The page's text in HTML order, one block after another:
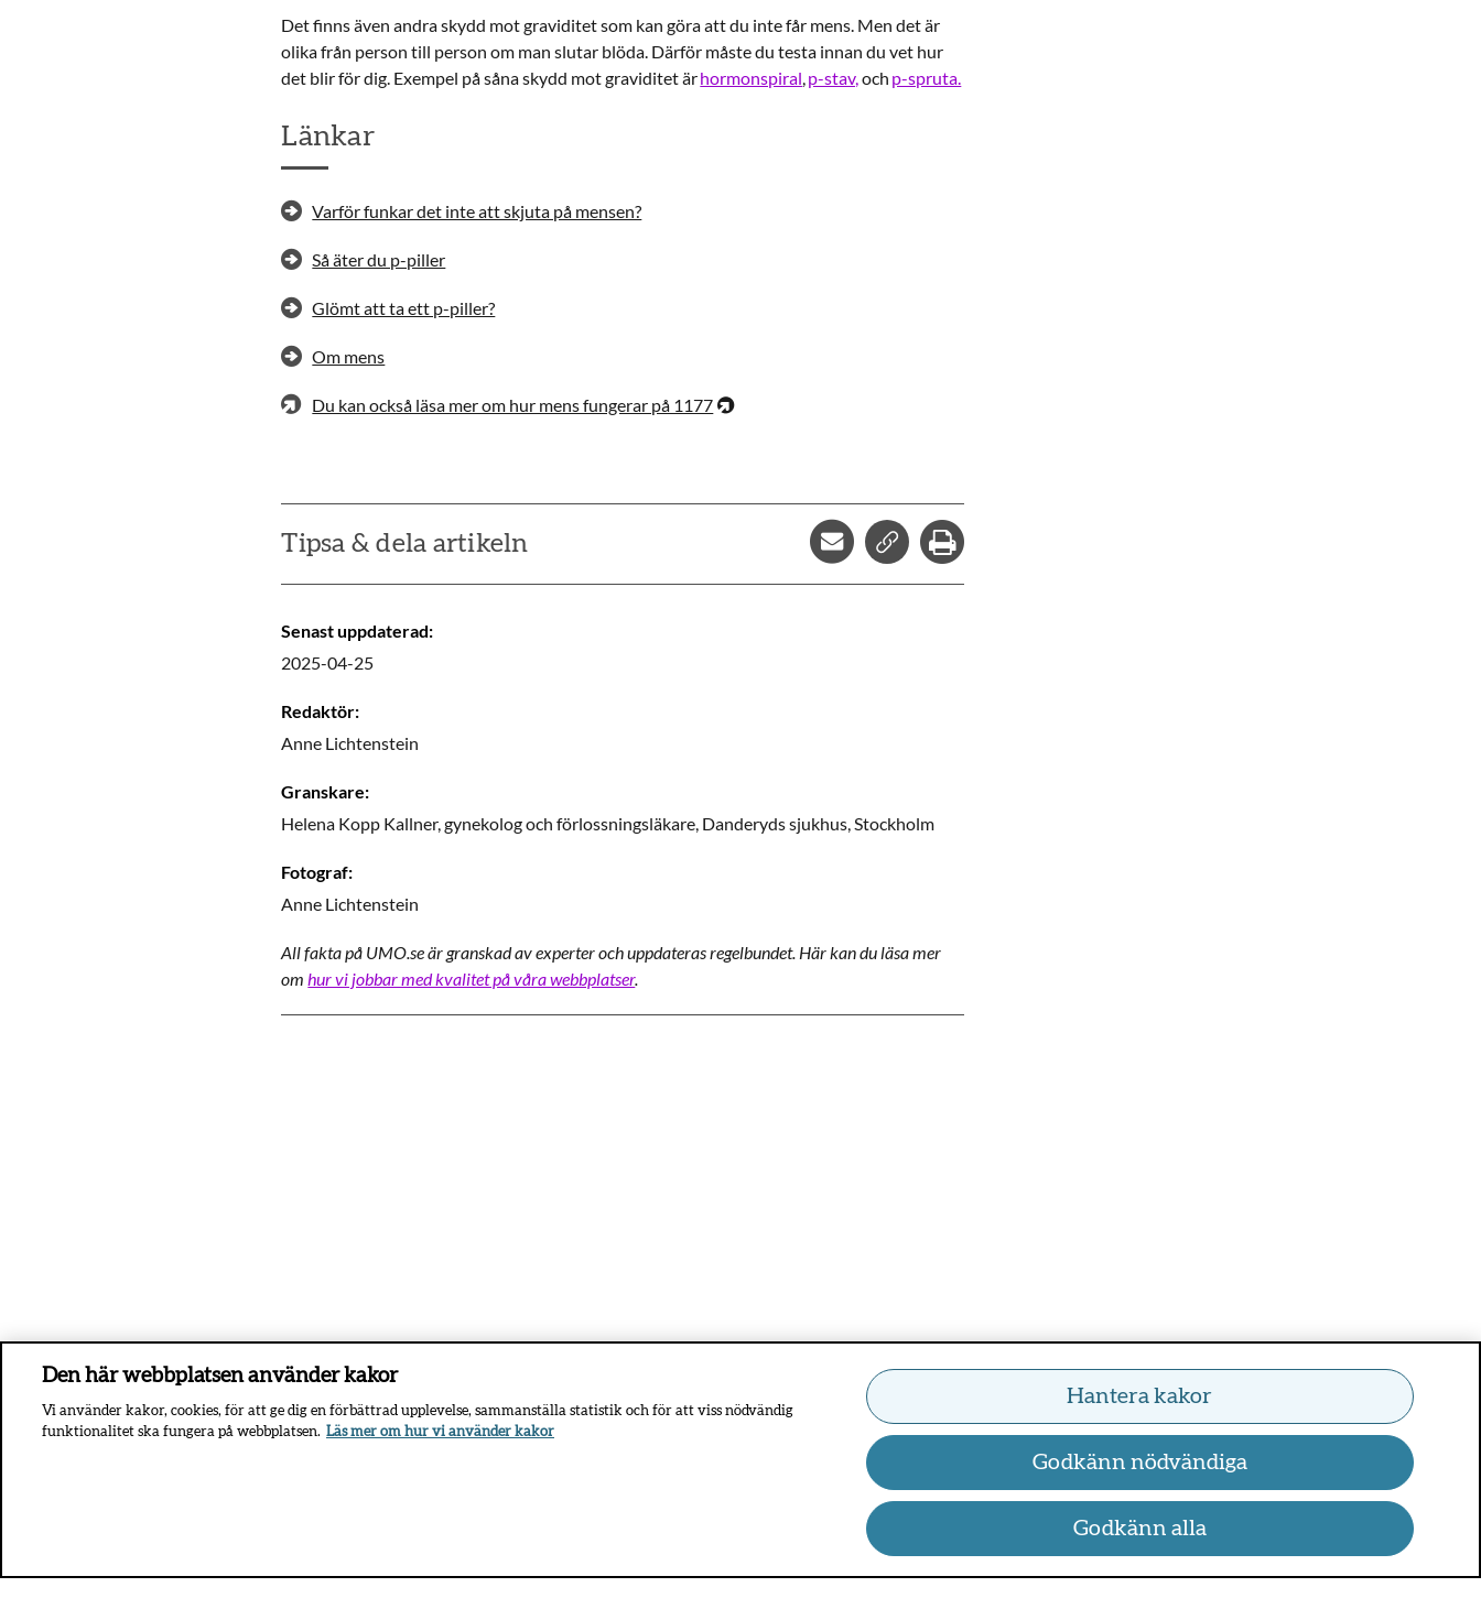
Det finns även andra skydd mot graviditet som kan göra att du inte får mens. Men det är
olika från person till person om man slutar blöda. Därför måste du testa innan du vet hur
det blir för dig. Exempel på såna skydd mot graviditet ärhormonspiral p-stav, och p-spruta.
Länkar
Varför funkar det inte att skjuta på mensen?
Så äter du p-piller
Glömt att ta ett p-piller?
Om mens
Du kan också läsa mer om hur mens fungerar på 1177
Tipsa & dela artikeln
Dela via mejlKopiera länk
Senast uppdaterad:
2025-04-25
Redaktör:
Anne Lichtenstein
Granskare:
Helena Kopp Kallner, gynekolog och förlossningsläkare, Danderyds sjukhus, Stockholm
Fotograf:
Anne Lichtenstein
All fakta på UMO.se är granskad av experter och uppdateras regelbundet. Här kan du läsa mer
om hur vi jobbar med kvalitet på våra webbplatser.
Den här webbplatsen använder kakor
Vi använder kakor, cookies, för att ge dig en förbättrad upplevelse, sammanställa statistik och för att viss nödvändig
funktionalitet ska fungera på webbplatsen. Läs mer om hur vi använder kakor
Hantera kakor
Godkänn nödvändiga
Godkänn alla